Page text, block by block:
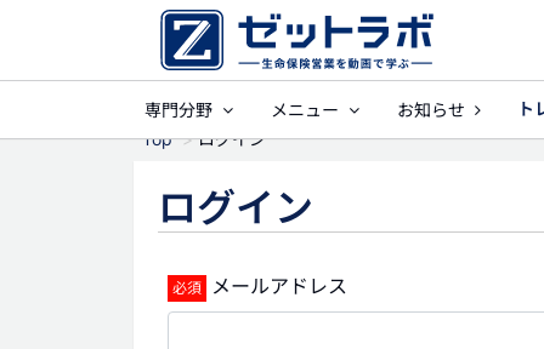
専門分野 メニュー お知らせ ト
事業保障 就業
Top
ログイン
ログイン
メールアドレス